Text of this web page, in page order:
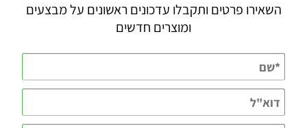
השאירו פרטים ותקבלו עדכונים ראשונים על מבצעים
ומוצרים חדשים